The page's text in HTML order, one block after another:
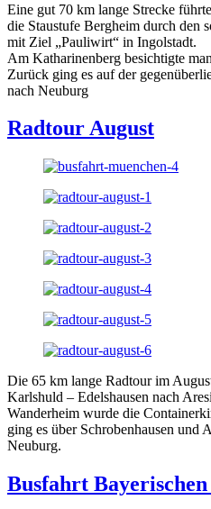
Eine gut 70 km lange Strecke
die Staustufe Bergheim durch den
mit Ziel „Pauliwirt“ in Ingolstadt.
Am Katharinenberg besichtigte
Zurück ging es auf der
nach Neuburg
Radtour August
Die 65 km lange Radtour im
Karlshuld – Edelshausen nach
Wanderheim wurde die
ging es über Schrobenhausen und
Neuburg.
Busfahrt